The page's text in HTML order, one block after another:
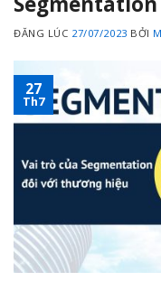
ĐĂNG LÚC 27/07/2023 BỞI
27
Th7